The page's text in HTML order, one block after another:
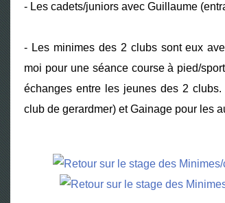
- Les cadets/juniors avec Guillaume
- Les minimes des 2 clubs sont eux
moi pour une séance course à pied/
échanges entre les jeunes des 2
club de gerardmer) et Gainage pour les